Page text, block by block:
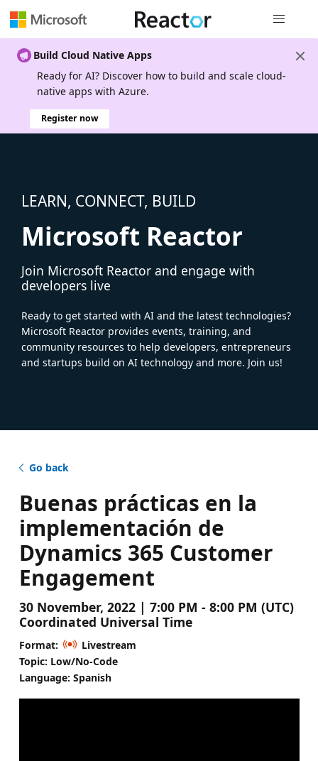
Build Cloud Native Apps
Ready for AI? Discover how to build and scale cloud-
native apps with Azure.
Register now
LEARN, CONNECT, BUILD
Microsoft Reactor
Join Microsoft Reactor and engage with
developers live
Ready to get started with AI and the latest technologies?
Microsoft Reactor provides events, training, and
community resources to help developers, entrepreneurs
and startups build on AI technology and more. Join us!
Go back
Buenas prácticas en la
implementación de
Dynamics 365 Customer
Engagement
30 November, 2022 | 7:00 PM - 8:00 PM (UTC)
Coordinated Universal Time
Format:
Livestream
Topic: Low/No-Code
Language: Spanish